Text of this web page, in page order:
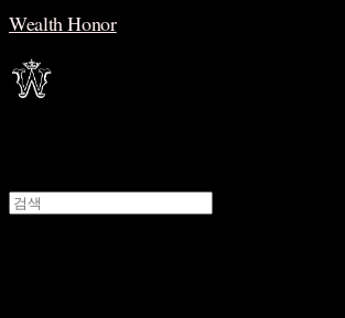
Wealth Honor